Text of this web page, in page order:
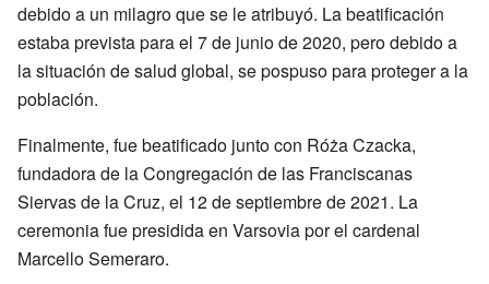
debido a un milagro que se le atribuyó. La beatificación
estaba prevista para el 7 de junio de 2020, pero debido a
la situación de salud global, se pospuso para proteger a la
población.
Finalmente, fue beatificado junto con Róża Czacka,
fundadora de la Congregación de las Franciscanas
Siervas de la Cruz, el 12 de septiembre de 2021. La
ceremonia fue presidida en Varsovia por el cardenal
Marcello Semeraro.